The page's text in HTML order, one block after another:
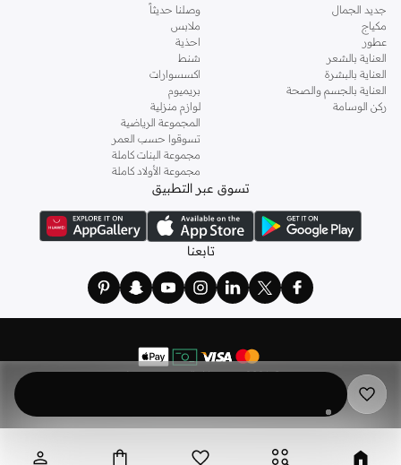
جديد الجمال
مكياج
عطور
العناية بالشعر
العناية بالبشرة
العناية بالجسم والصحة
ركن الوسامة
وصلنا حديثاً
ملابس
احذية
شنط
اكسسوارات
بريميوم
لوازم منزلية
المجموعة الرياضية
تسوقوا حسب العمر
مجموعة البنات كاملة
مجموعة الأولاد كاملة
تسوق عبر التطبيق
تابعنا
© 2026 نمشي. كل الحقوق محفوظة